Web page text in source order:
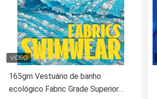
165gm Vestuário de banho
ecológico Fabric Grade Superior